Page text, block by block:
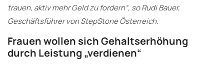
trauen, aktiv mehr Geld zu fordern“, so Rudi Bauer,
Geschäftsführer von StepStone Österreich.
Frauen wollen sich Gehaltserhöhung
durch Leistung „verdienen“